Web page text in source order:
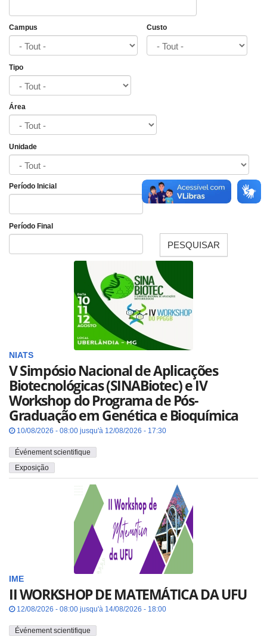
Campus Custo
Tipo
Área
Unidade
Período Inicial
Período Final
PESQUISAR
NIATS
V Simpósio Nacional de Aplicações
Biotecnológicas (SINABiotec) e IV
Workshop do Programa de Pós-
Graduação em Genética e Bioquímica
10/08/2026 - 08:00 jusqu'à 12/08/2026 - 17:30
Événement scientifique
Exposição
IME
II WORKSHOP DE MATEMÁTICA DA UFU
12/08/2026 - 08:00 jusqu'à 14/08/2026 - 18:00
Événement scientifique